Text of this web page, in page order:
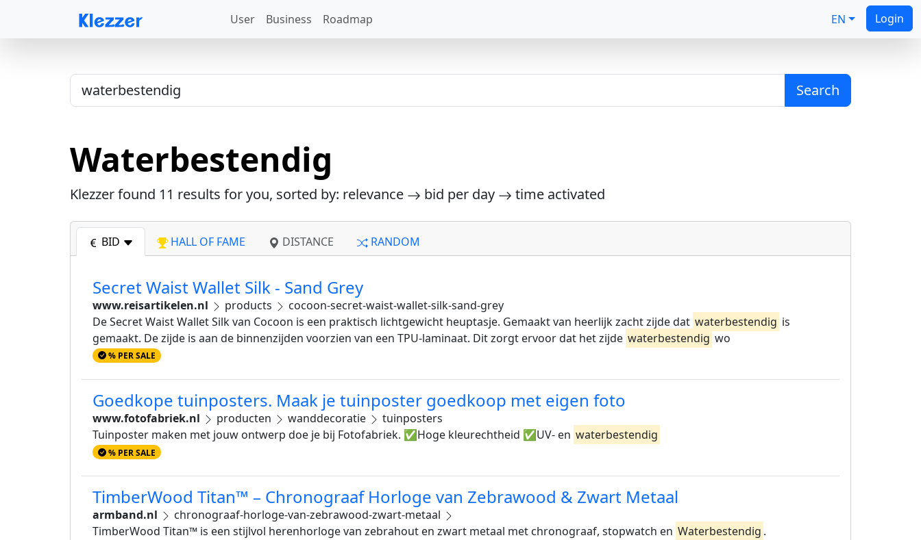
User Business Roadmap EN Login
Search
Waterbestendig
Klezzer found 11 results for you, sorted by: relevance bid per day time activated
BID HALL OF FAME DISTANCE RANDOM
Secret Waist Wallet Silk - Sand Grey
www.reisartikelen.nl products
cocoon-secret-waist-wallet-silk-sand-grey
De Secret Waist Wallet Silk van Cocoon is een praktisch lichtgewicht heuptasje. Gemaakt van heerlijk zacht zijde dat waterbestendig is
gemaakt. De zijde is aan de binnenzijden voorzien van een TPU-laminaat. Dit zorgt ervoor dat het zijde waterbestendig wo
% PER SALE
Goedkope tuinposters. Maak je tuinposter goedkoop met eigen foto
www.fotofabriek.nl producten wanddecoratie
tuinposters
Tuinposter maken met jouw ontwerp doe je bij Fotofabriek. ✅Hoge kleurechtheid ✅UV- en waterbestendig
% PER SALE
TimberWood Titan™ – Chronograaf Horloge van Zebrawood & Zwart Metaal
armband.nl
chronograaf-horloge-van-zebrawood-zwart-metaal
TimberWood Titan™ is een stijlvol herenhorloge van zebrahout en zwart metaal met chronograaf, stopwatch en Waterbestendig .